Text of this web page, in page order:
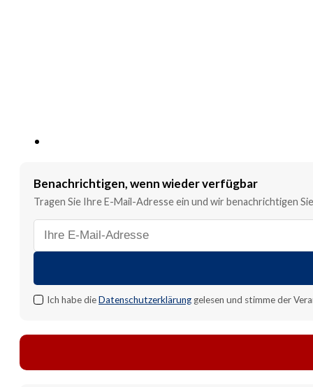
Benachrichtigen, wenn wieder verfügbar
Tragen Sie Ihre E-Mail-Adresse ein und wir benachrichtigen
E-
Mail-
Adresse
Benachrichtigung
Ich habe dieDatenschutzerklärung gelesen und stimme der